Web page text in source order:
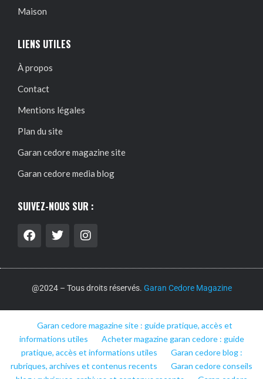
Maison
LIENS UTILES
À propos
Contact
Mentions légales
Plan du site
Garan cedore magazine site
Garan cedore media blog
SUIVEZ-NOUS SUR :
@2024 – Tous droits réservés. Garan Cedore Magazine
Garan cedore magazine site : guide pratique, accès et
informations utiles
Acheter magazine garan cedore : guide
pratique, accès et informations utiles
Garan cedore blog :
rubriques, archives et contenus recents
Garan cedore conseils